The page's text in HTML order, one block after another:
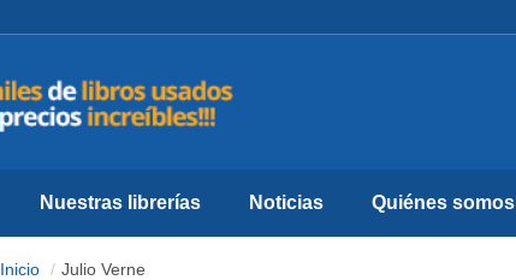
Nuestras librerías Noticias Quiénes somos
Inicio Julio Verne